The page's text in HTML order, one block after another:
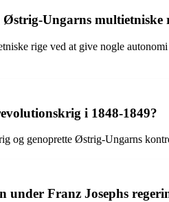
Ungarns multietniske
rige ved at give nogle
i 1848-1849?
og genoprette Østrig-Ungarns
Franz Josephs